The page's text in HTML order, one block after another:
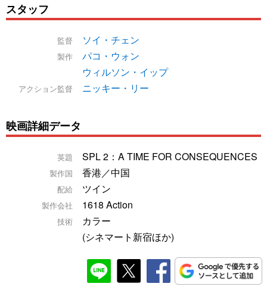
スタッフ
監督 ソイ・チェン
製作
パコ・ウォン
ウィルソン・イップ
アクション監督 ニッキー・リー
映画詳細データ
英題 SPL 2：A TIME FOR CONSEQUENCES
製作国 香港／中国
配給 ツイン
製作会社 1618 Action
技術
カラー
(シネマート新宿ほか)